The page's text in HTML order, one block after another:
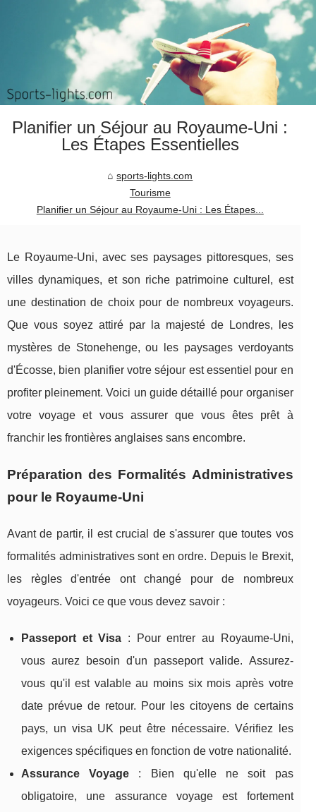
Planifier un Séjour au Royaume-Uni :
Les Étapes Essentielles
sports-lights.com
Tourisme
Planifier un Séjour au Royaume-Uni : Les Étapes...
Le Royaume-Uni, avec ses paysages pittoresques, ses
villes dynamiques, et son riche patrimoine culturel, est
une destination de choix pour de nombreux voyageurs.
Que vous soyez attiré par la majesté de Londres, les
mystères de Stonehenge, ou les paysages verdoyants
d'Écosse, bien planifier votre séjour est essentiel pour en
profiter pleinement. Voici un guide détaillé pour organiser
votre voyage et vous assurer que vous êtes prêt à
franchir les frontières anglaises sans encombre.
Préparation des Formalités Administratives
pour le Royaume-Uni
Avant de partir, il est crucial de s'assurer que toutes vos
formalités administratives sont en ordre. Depuis le Brexit,
les règles d'entrée ont changé pour de nombreux
voyageurs. Voici ce que vous devez savoir :
Passeport et Visa : Pour entrer au Royaume-Uni,
vous aurez besoin d'un passeport valide. Assurez-
vous qu'il est valable au moins six mois après votre
date prévue de retour. Pour les citoyens de certains
pays, un visa UK peut être nécessaire. Vérifiez les
exigences spécifiques en fonction de votre nationalité.
Assurance Voyage : Bien qu'elle ne soit pas
obligatoire, une assurance voyage est fortement